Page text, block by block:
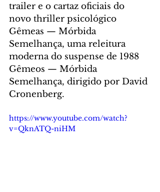
trailer e o cartaz oficiais do
novo thriller psicológico
Gêmeas — Mórbida
Semelhança, uma releitura
moderna do suspense de 1988
Gêmeos — Mórbida
Semelhança, dirigido por David
Cronenberg.
https://www.youtube.com/watch?
v=QknATQ-niHM